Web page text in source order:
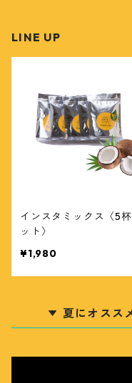
LINE UP
インスタミックス〈5
ット〉
¥1,980
夏にオスス